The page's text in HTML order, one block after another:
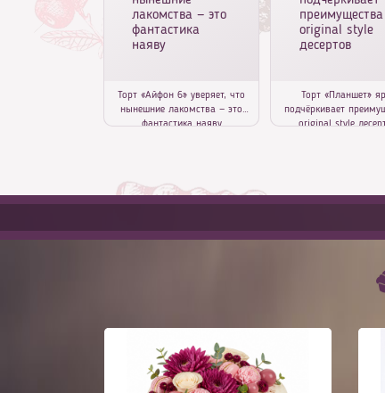
Торт «Айфон 6» уверяет, что
нынешние лакомства — это
фантастика наяву
Торт «Планшет»
подчёркивает
original style